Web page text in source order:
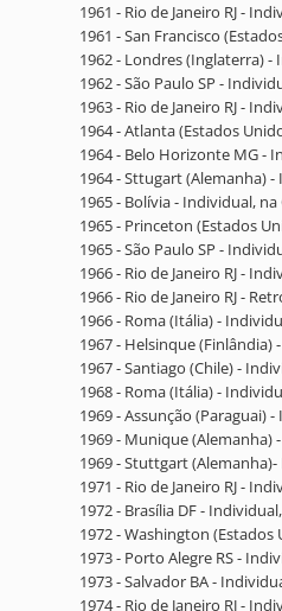
1961 - Rio de Janeiro RJ -
1961 - San Francisco
1962 - Londres (Inglaterra)
1962 - São Paulo SP -
1963 - Rio de Janeiro RJ -
1964 - Atlanta (Estados
1964 - Belo Horizonte MG -
1964 - Sttugart (Alemanha)
1965 - Bolívia - Individual,
1965 - Princeton (Estados
1965 - São Paulo SP -
1966 - Rio de Janeiro RJ -
1966 - Rio de Janeiro RJ -
1966 - Roma (Itália) -
1967 - Helsinque
1967 - Santiago (Chile) -
1968 - Roma (Itália) -
1969 - Assunção (Paraguai)
1969 - Munique (Alemanha)
1969 - Stuttgart
1971 - Rio de Janeiro RJ -
1972 - Brasília DF -
1972 - Washington
1973 - Porto Alegre RS -
1973 - Salvador BA -
1974 - Rio de Janeiro RJ -